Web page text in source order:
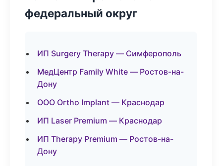
федеральный округ
ИП Surgery Therapy — Симферополь
МедЦентр Family White — Ростов-на-
Дону
ООО Ortho Implant — Краснодар
ИП Laser Premium — Краснодар
ИП Therapy Premium — Ростов-на-
Дону